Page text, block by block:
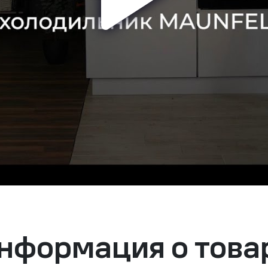
о